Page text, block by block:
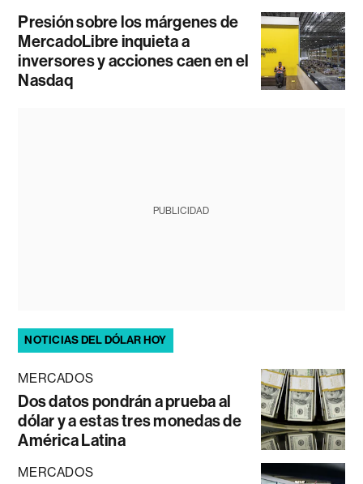
Presión sobre los márgenes de
MercadoLibre inquieta a
inversores y acciones caen en el
Nasdaq
PUBLICIDAD
NOTICIAS DEL DÓLAR HOY
MERCADOS
Dos datos pondrán a prueba al
dólar y a estas tres monedas de
América Latina
MERCADOS